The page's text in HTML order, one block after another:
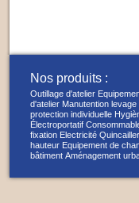
Nos produits :
Outillage d'atelier
d'atelier Manutention levage
protection individuelle
Électroportatif
fixation Electricité
hauteur Equipement de
bâtiment Aménagement